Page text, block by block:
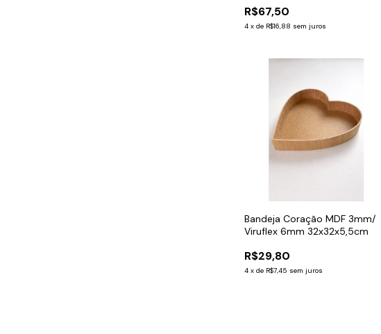
R$67,50
4 xde R$16,88 sem juros
Bandeja Coração MDF 3mm/
Viruflex 6mm 32x32x5,5cm
R$29,80
4 xde R$7,45 sem juros